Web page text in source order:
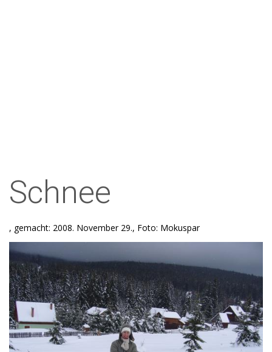
Schnee
, gemacht: 2008. November 29., Foto: Mokuspar